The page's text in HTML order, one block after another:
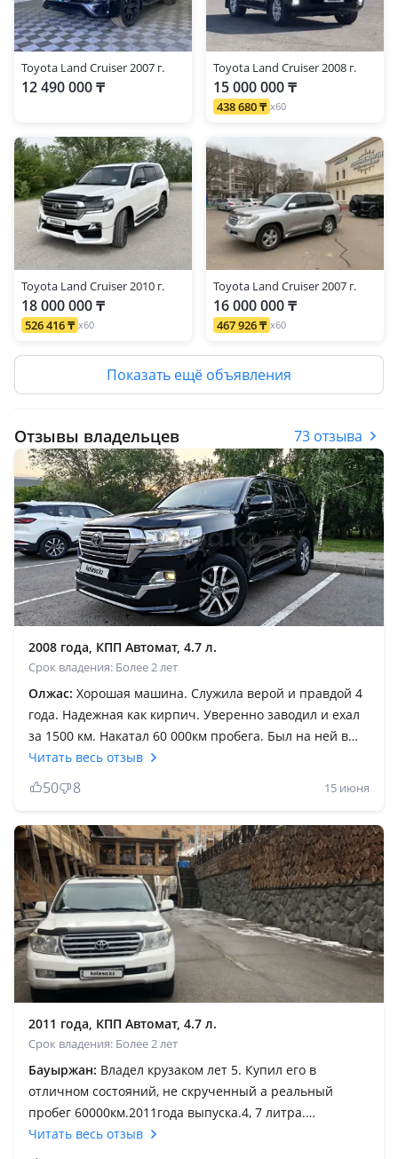
Toyota Land Cruiser 2007 г.
12 490 000 ₸
Toyota Land Cruiser 2008 г.
15 000 000 ₸
438 680 ₸ x60
Toyota Land Cruiser 2010 г.
18 000 000 ₸
526 416 ₸ x60
Toyota Land Cruiser 2007 г.
16 000 000 ₸
467 926 ₸ x60
Показать ещё объявления
Отзывы владельцев 73 отзыва
2008 года, КПП Автомат, 4.7 л.
Срок владения: Более 2 лет
Олжас: Хорошая машина. Служила верой и правдой 4
года. Надежная как кирпич. Уверенно заводил и ехал
за 1500 км. Накатал 60 000км пробега. Был на ней в
России, Кыргызстане и юге кз. Просто заводишь и
ездишь. Качество сборки, толщина металла все на
высоте. Новые фантики из консервного металла рядом
не стоят. Раз в полгода проводишь ТО и катаешься
дальше. В салоне тихо как в танке. Шумоизоляция на
высоте. Статус за рулём по умолчанию. Уважение на
дорогах обеспечено. Машина для тех кто любит
активный отдых, дальние поездки и семейный
комфорт.
Читать весь отзыв
50 8 15 июня
2011 года, КПП Автомат, 4.7 л.
Срок владения: Более 2 лет
Бауыржан: Владел крузаком лет 5. Купил его в
отличном состояний, не скрученный а реальный
пробег 60000км.2011года выпуска.4, 7 литра.
Европеец. Первый владелец покупал в Жетысу
центре. Я второй владелец. Крузак был первым авто
Читать весь отзыв